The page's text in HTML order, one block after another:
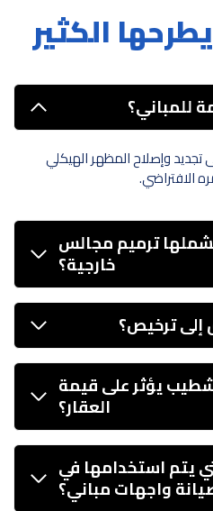
الكثير
للمباني؟
وإصلاح المظهر الهيكلي
الافتراضي.
ترميم مجالس
خارجية؟
إلى ترخيص؟
يؤثر على قيمة
العقار؟
يتم استخدامها في
واجهات مباني؟